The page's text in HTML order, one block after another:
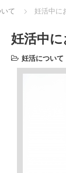
て 妊活中に
妊活中
妊活について